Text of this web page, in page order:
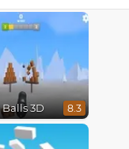
3D 8.3